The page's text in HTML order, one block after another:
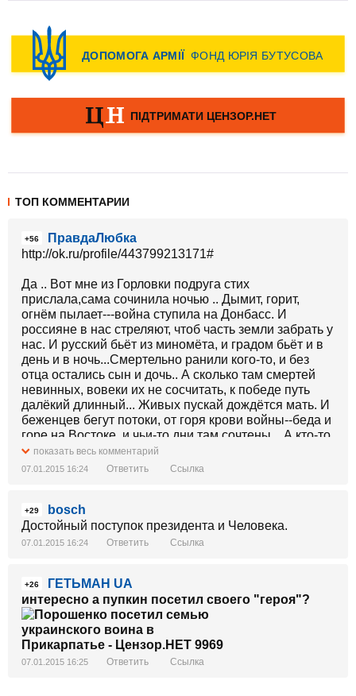
ТОП КОММЕНТАРИИ
+56
ПравдаЛюбка
http://ok.ru/profile/443799213171#
Да .. Вот мне из Горловки подруга стих
прислала,сама сочинила ночью .. Дымит, горит,
огнём пылает---война ступила на Донбасс. И
россияне в нас стреляют, чтоб часть земли забрать у
нас. И русский бьёт из миномёта, и градом бьёт и в
день и в ночь...Смертельно ранили кого-то, и без
отца остались сын и дочь.. А сколько там смертей
невинных, вовеки их не сосчитать, к победе путь
далёкий длинный... Живых пускай дождётся мать. И
беженцев бегут потоки, от горя крови войны--беда и
горе на Востоке, и чьи-то дни там сочтены... А кто-то
продал Украину, пошёл за русских воевать---пускай
они навеки сгинут, пускай простит меня их мать! За
кто-то. Мы видим смерти образа, над нами сбиты
самолёты.и снайпер бьёт из-за куста, и в плен
попали те пилоты ... Гражданский сбитый самолёт
вечно , слава, что жизнь сложили за Донбасс!!! И
птица в небе прокричала---мы вечно будем помнить
вас. .....
показать весь комментарий
07.01.2015 16:24 Ответить Ссылка
+29
bosch
Достойный поступок президента и Человека.
07.01.2015 16:24 Ответить Ссылка
+26
ГЕТЬМАН UA
интересно а пупкин посетил своего "героя"?
07.01.2015 16:25 Ответить Ссылка